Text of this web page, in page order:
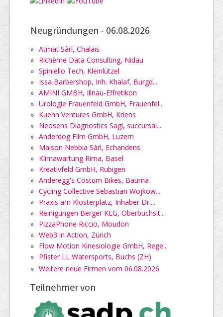
Neugründungen - 06.08.2026
» Atmat Sàrl, Chalais
» Richème Data Consulting, Nidau
» Spiniello Tech, Kleinlützel
» Issa Barbershop, Inh. Khalaf, Burgd...
» AMINI GMBH, Illnau-Effretikon
» Urologie Frauenfeld GmbH, Frauenfel...
» Kuehn Ventures GmbH, Kriens
» Neosens Diagnostics Sagl, succursal...
» Anderdog Film GmbH, Luzern
» Maison Nebbia Sàrl, Echandens
» Klimawartung Rima, Basel
» Kreativfeld GmbH, Rubigen
» Anderegg's Costum Bikes, Bauma
» Cycling Collective Sebastian Wojkow...
» Praxis am Klosterplatz, Inhaber Dr....
» Reinigungen Berger KLG, Oberbuchsit...
» PizzaPhone Riccio, Moudon
» Web3 in Action, Zürich
» Flow Motion Kinesiologie GmbH, Rege...
» Pfister LL Watersports, Buchs (ZH)
» Weitere neue Firmen vom 06.08.2026
Teilnehmer von